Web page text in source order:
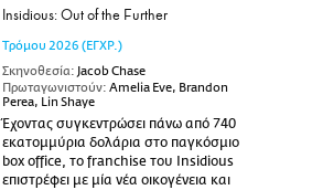
Insidious: Out of the Further
Τρόμου 2026 (ΕΓΧΡ.)
Σκηνοθεσία: Jacob Chase
Πρωταγωνιστούν: Amelia Eve, Brandon
Perea, Lin Shaye
Έχοντας συγκεντρώσει πάνω από 740
εκατομμύρια δολάρια στο παγκόσμιο
box office, το franchise του Insidious
επιστρέφει με μία νέα οικογένεια και